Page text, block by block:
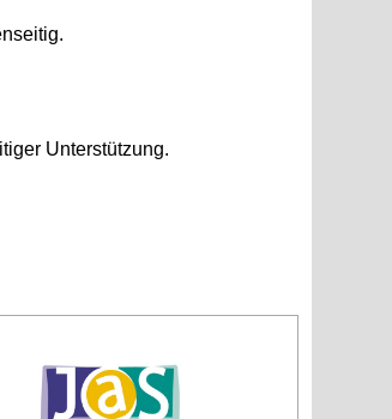
Un­ter­stüt­zung.